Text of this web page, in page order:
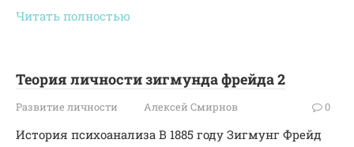
Читать полностью
Теория личности зигмунда фрейда 2
Развитие личности Алексей Смирнов 0
История психоанализа В 1885 году Зигмунг Фрейд